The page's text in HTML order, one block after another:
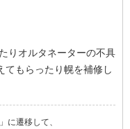
りオルタネーターの不具
てもらったり幌を補修し
に遷移して、